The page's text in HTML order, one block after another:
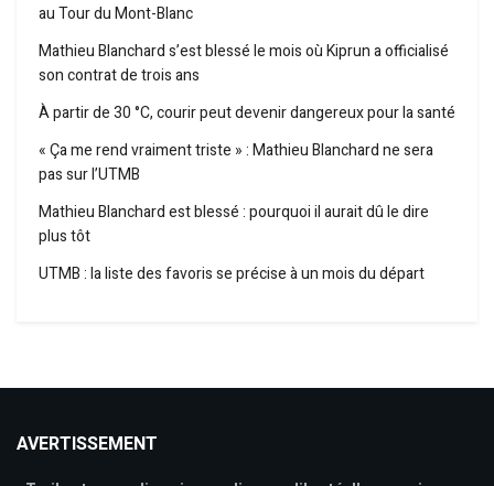
au Tour du Mont-Blanc
Mathieu Blanchard s’est blessé le mois où Kiprun a officialisé
son contrat de trois ans
À partir de 30 °C, courir peut devenir dangereux pour la santé
« Ça me rend vraiment triste » : Mathieu Blanchard ne sera
pas sur l’UTMB
Mathieu Blanchard est blessé : pourquoi il aurait dû le dire
plus tôt
UTMB : la liste des favoris se précise à un mois du départ
AVERTISSEMENT